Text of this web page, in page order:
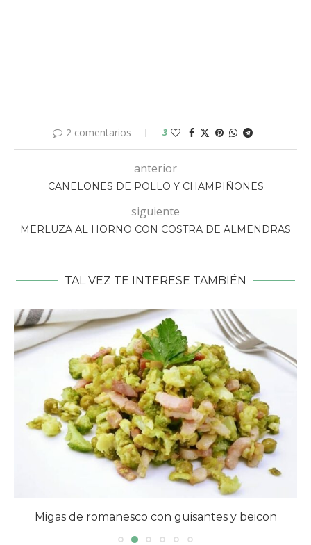
2 comentarios 3
anterior
CANELONES DE POLLO Y CHAMPIÑONES
siguiente
MERLUZA AL HORNO CON COSTRA DE ALMENDRAS
TAL VEZ TE INTERESE TAMBIÉN
Migas de romanesco con guisantes y beicon